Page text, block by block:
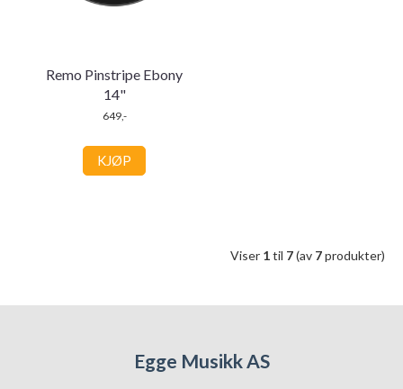
Remo Pinstripe Ebony
14"
649,-
KJØP
Viser 1til 7(av 7produkter)
Egge Musikk AS